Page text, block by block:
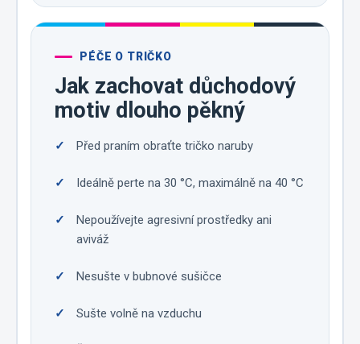
PÉČE O TRIČKO
Jak zachovat důchodový
motiv dlouho pěkný
Před praním obraťte tričko naruby
Ideálně perte na 30 °C, maximálně na 40 °C
Nepoužívejte agresivní prostředky ani
aviváž
Nesušte v bubnové sušičce
Sušte volně na vzduchu